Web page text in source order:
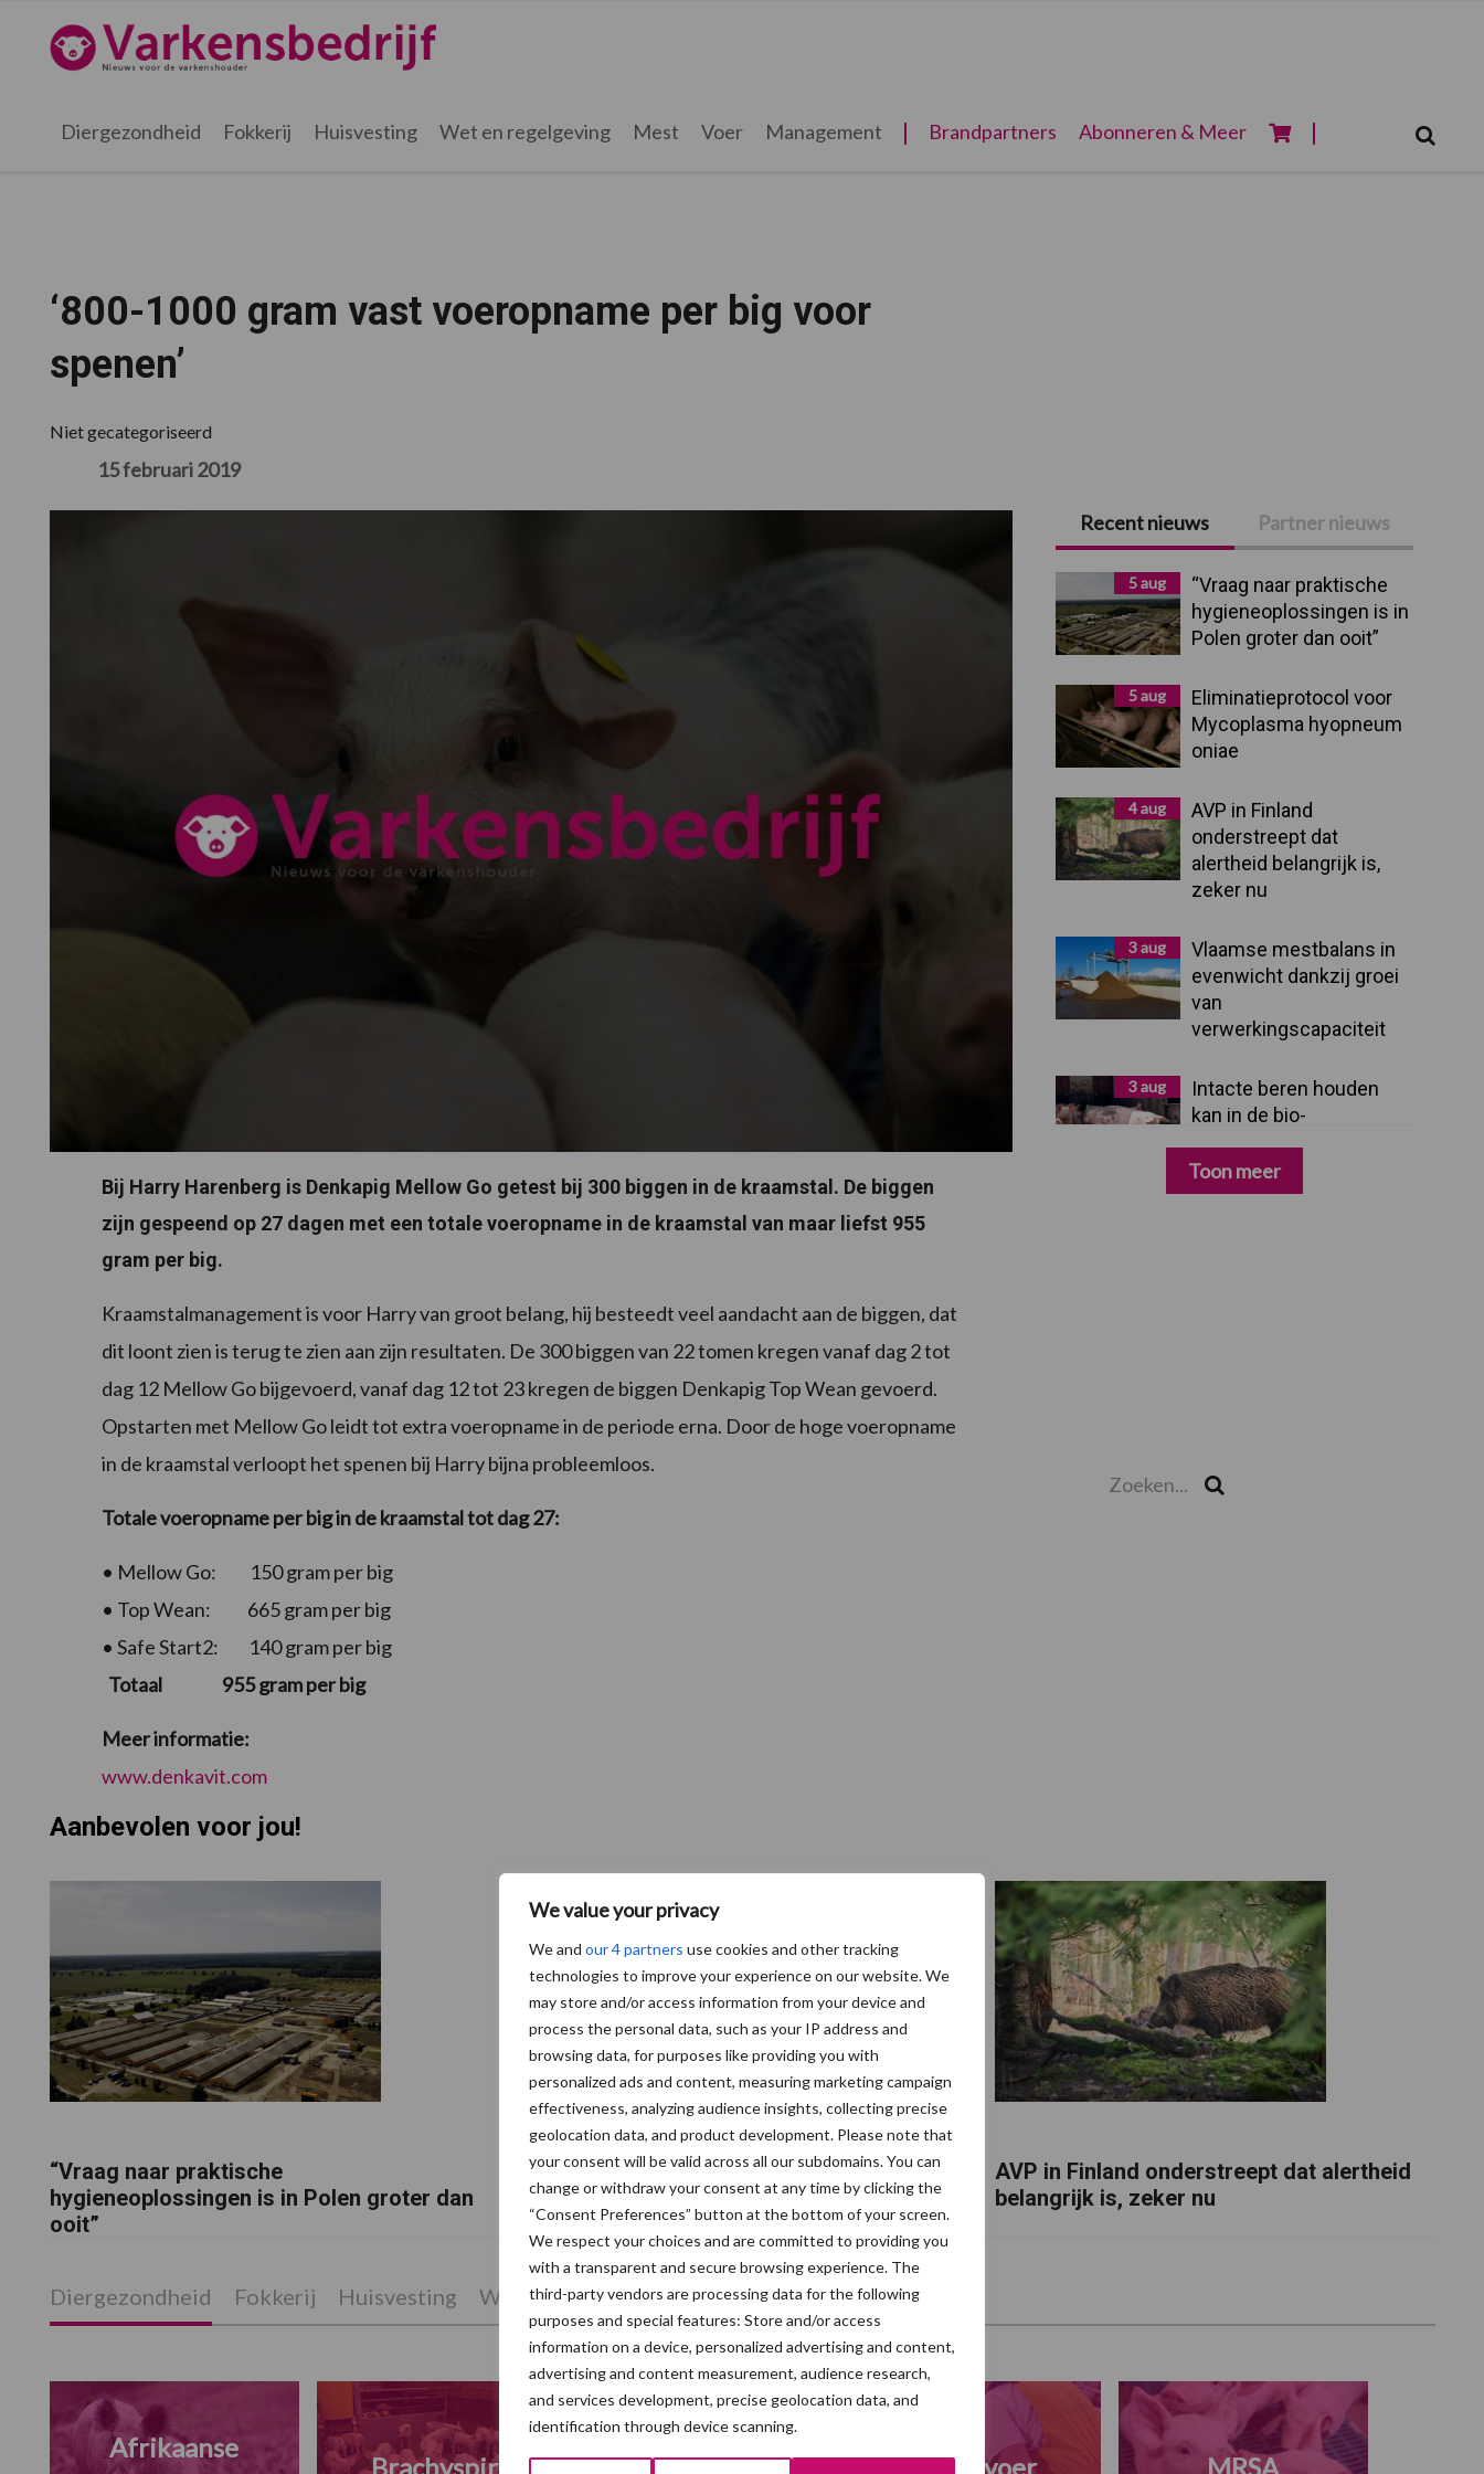
We value your privacy
We and our 4 partners use cookies and other tracking
technologies to improve your experience on our website. We
may store and/or access information from your device and
process the personal data, such as your IP address and
browsing data, for purposes like providing you with
personalized ads and content, measuring marketing campaign
effectiveness, analyzing audience insights, collecting precise
geolocation data, and product development. Please note that
your consent will be valid across all our subdomains. You can
change or withdraw your consent at any time by clicking the
“Consent Preferences” button at the bottom of your screen.
We respect your choices and are committed to providing you
with a transparent and secure browsing experience. The
third-party vendors are processing data for the following
purposes and special features: Store and/or access
information on a device, personalized advertising and content,
advertising and content measurement, audience research,
and services development, precise geolocation data, and
identification through device scanning.
hoofdnavigatie
hoofd
eerste
voettekst
Varkensbedrijf.nl
Diergezondheid Fokkerij Huisvesting Wet en regelgeving Mest Voer Management Brandpartners Abonneren & Meer
‘800-1000 gram vast voeropname per big voor
spenen’
Niet gecategoriseerd
15 februari 2019
Bij Harry Harenberg is Denkapig Mellow Go getest bij 300 biggen in de kraamstal. De biggen
zijn gespeend op 27 dagen met een totale voeropname in de kraamstal van maar liefst 955
gram per big.
Kraamstalmanagement is voor Harry van groot belang, hij besteedt veel aandacht aan de biggen, dat
dit loont zien is terug te zien aan zijn resultaten. De 300 biggen van 22 tomen kregen vanaf dag 2 tot
dag 12 Mellow Go bijgevoerd, vanaf dag 12 tot 23 kregen de biggen Denkapig Top Wean gevoerd.
Opstarten met Mellow Go leidt tot extra voeropname in de periode erna. Door de hoge voeropname
in de kraamstal verloopt het spenen bij Harry bijna probleemloos.
Totale voeropname per big in de kraamstal tot dag 27:
• Mellow Go: 150 gram per big
• Top Wean: 665 gram per big
• Safe Start2: 140 gram per big
Totaal 955 gram per big
Meer informatie:
www.denkavit.com
Primaire
Sidebar
Recent nieuws Partner nieuws
5 aug
“Vraag naar praktische
hygieneoplossingen is in
Polen groter dan ooit”
5 aug
Eliminatieprotocol voor
Mycoplasma hyopneum
oniae
4 aug
AVP in Finland
onderstreept dat
alertheid belangrijk is,
zeker nu
3 aug
Vlaamse mestbalans in
evenwicht dankzij groei
van
verwerkingscapaciteit
3 aug
Intacte beren houden
kan in de bio-
dan moet alles kloppen
Toon meer
Aanbevolen voor jou!
“Vraag naar praktische
hygieneoplossingen is in Polen groter dan
ooit”
Eliminatieprotocol voor
Mycoplasma hyopneumoniae
AVP in Finland onderstreept dat alertheid
belangrijk is, zeker nu
Diergezondheid Fokkerij Huisvesting Wet en regelgeving Mest Varkensvoer
Afrikaanse
Brachyspira Hittestress varkens Mengvoer MRSA